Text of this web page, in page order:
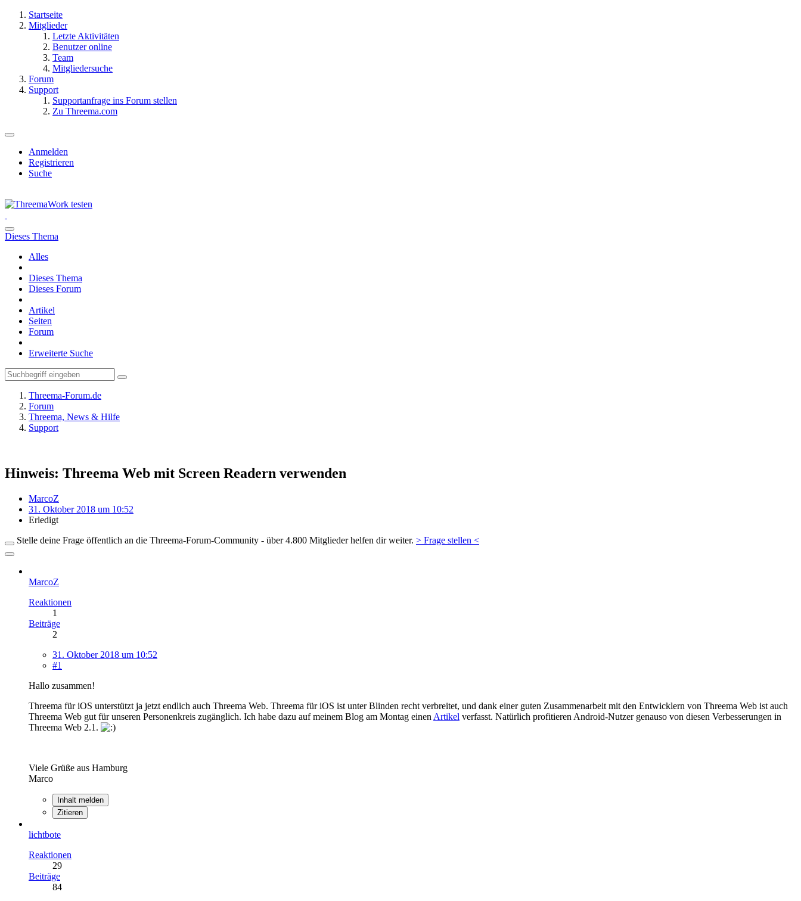
Startseite
Mitglieder
Letzte Aktivitäten
Benutzer online
Team
Mitgliedersuche
Forum
Support
Supportanfrage ins Forum stellen
Zu Threema.com
Anmelden
Registrieren
Suche
Dieses Thema
Alles
Dieses Thema
Dieses Forum
Artikel
Seiten
Forum
Erweiterte Suche
Threema-Forum.de
Forum
Threema, News & Hilfe
Support
Hinweis: Threema Web mit Screen Readern verwenden
MarcoZ
31. Oktober 2018 um 10:52
Erledigt
Stelle deine Frage öffentlich an die Threema-Forum-Community - über 4.800 Mitglieder helfen dir weiter. > Frage stellen <
MarcoZ
Reaktionen
1
Beiträge
2
31. Oktober 2018 um 10:52
#1
Hallo zusammen!
Threema für iOS unterstützt ja jetzt endlich auch Threema Web. Threema für iOS ist unter Blinden recht verbreitet, und dank einer guten Zusammenarbeit mit den Entwicklern von Threema Web ist auch
Threema Web gut für unseren Personenkreis zugänglich. Ich habe dazu auf meinem Blog am Montag einen Artikel verfasst. Natürlich profitieren Android-Nutzer genauso von diesen Verbesserungen in
Threema Web 2.1.
Viele Grüße aus Hamburg
Marco
Inhalt melden
Zitieren
lichtbote
Reaktionen
29
Beiträge
84